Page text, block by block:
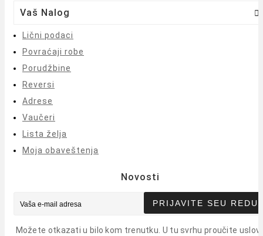
Vaš Nalog 
Lični podaci
Povraćaji robe
Porudžbine
Reversi
Adrese
Vaučeri
Lista želja
Moja obaveštenja
Novosti
PRIJAVITE SEU REDU
Možete otkazati u bilo kom trenutku. U tu svrhu proučite